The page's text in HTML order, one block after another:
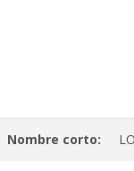
Nombre corto: